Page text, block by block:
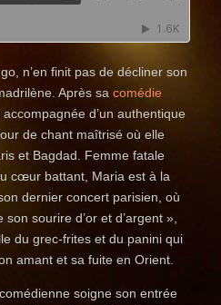
n’en finit pas de décliner son
Après sacomédie
accompagnée d’un authentique
de chant maîtrisé où elle
et Bagdad. Femme fatale
cœur battant, Maria est à la
dernier concert parisien, où
sourire d’or et d’argent »,
du grec-frites et du panini qui
amant et sa fuite en Orient.
soigne son entrée